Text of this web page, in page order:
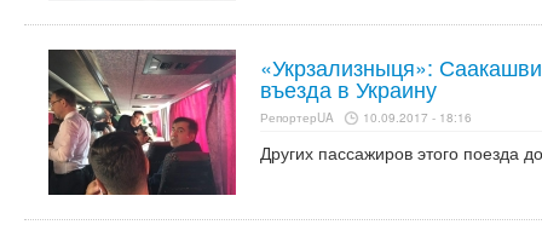
«Укрзализныця»:
въезда в Украину
РепортерUA 10.09.2017 - 18:16
Других пассажиров этого поезда